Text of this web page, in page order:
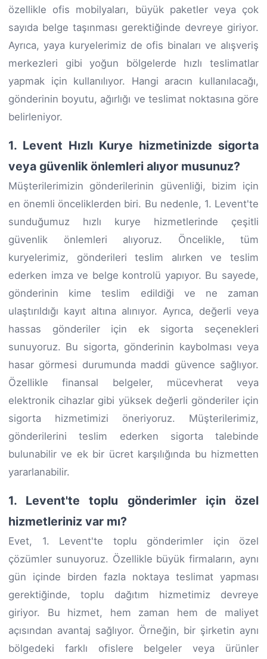
özellikle ofis mobilyaları, büyük paketler veya çok
sayıda belge taşınması gerektiğinde devreye giriyor.
Ayrıca, yaya kuryelerimiz de ofis binaları ve alışveriş
merkezleri gibi yoğun bölgelerde hızlı teslimatlar
yapmak için kullanılıyor. Hangi aracın kullanılacağı,
gönderinin boyutu, ağırlığı ve teslimat noktasına göre
belirleniyor.
1. Levent Hızlı Kurye hizmetinizde sigorta
veya güvenlik önlemleri alıyor musunuz?
Müşterilerimizin gönderilerinin güvenliği, bizim için
en önemli önceliklerden biri. Bu nedenle, 1. Levent'te
sunduğumuz hızlı kurye hizmetlerinde çeşitli
güvenlik önlemleri alıyoruz. Öncelikle, tüm
kuryelerimiz, gönderileri teslim alırken ve teslim
ederken imza ve belge kontrolü yapıyor. Bu sayede,
gönderinin kime teslim edildiği ve ne zaman
ulaştırıldığı kayıt altına alınıyor. Ayrıca, değerli veya
hassas gönderiler için ek sigorta seçenekleri
sunuyoruz. Bu sigorta, gönderinin kaybolması veya
hasar görmesi durumunda maddi güvence sağlıyor.
Özellikle finansal belgeler, mücevherat veya
elektronik cihazlar gibi yüksek değerli gönderiler için
sigorta hizmetimizi öneriyoruz. Müşterilerimiz,
gönderilerini teslim ederken sigorta talebinde
bulunabilir ve ek bir ücret karşılığında bu hizmetten
yararlanabilir.
1. Levent'te toplu gönderimler için özel
hizmetleriniz var mı?
Evet, 1. Levent'te toplu gönderimler için özel
çözümler sunuyoruz. Özellikle büyük firmaların, aynı
gün içinde birden fazla noktaya teslimat yapması
gerektiğinde, toplu dağıtım hizmetimiz devreye
giriyor. Bu hizmet, hem zaman hem de maliyet
açısından avantaj sağlıyor. Örneğin, bir şirketin aynı
bölgedeki farklı ofislere belgeler veya ürünler